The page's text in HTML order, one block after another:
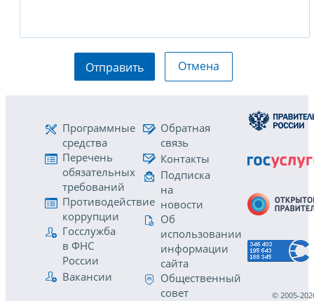
Отправить Отмена
Программные
средства
Перечень
обязательных
требований
Противодействие
коррупции
Госслужба
в ФНС
России
Вакансии
Обратная
связь
Контакты
Подписка
на
новости
Об
использовании
информации
сайта
Общественный
совет
© 2005-